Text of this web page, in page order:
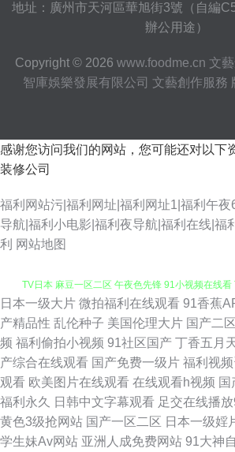
地址：廣州市天河區華旭街3號（自編
辦公用途）
Copyright © 2026 www.foodme.cn 文
智庫娛樂發展有限公司 文藝創作服務
感谢您访问我们的网站，您可能还对以下
装修公司
福利网站污|福利网址|福利网址1|福利午
导航|福利小电影|福利夜导航|福利在线|福
利 网站地图
大香蕉伊人超碰 伊人色影院 91在线视频播放 久久
TV日本 麻豆一区二区 午夜色先锋 91小视频在线看
导航 一区一区一去二级 AV网址 韩国射无码 欧美
www91牛 人妖网站上 91超碰资源 成人Aⅴ视频 欧
日本一级大片 微拍福利在线观看 91香蕉
产精品性 乱伦种子 美国伦理大片 国产二
频 福利偷拍小视频 91社区国产 丁香五月
产综合在线观看 国产免费一级片 福利视
观看 欧美图片在线观看 在线观看h视频 国
福利永久
日韩中文字幕观看 足交在线播
黄色3级抢网站 国产一区二区 日本一级婬
学生妹Av网站 亚洲人成免费网站 91大神